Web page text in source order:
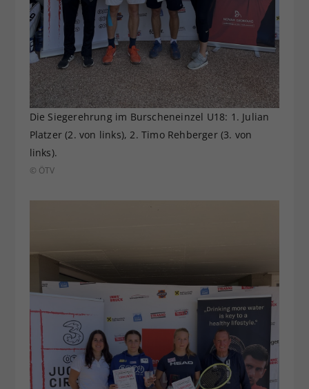
Die Siegerehrung im Burscheneinzel U18: 1. Julian
Platzer (2. von links), 2. Timo Rehberger (3. von
links).
© ÖTV